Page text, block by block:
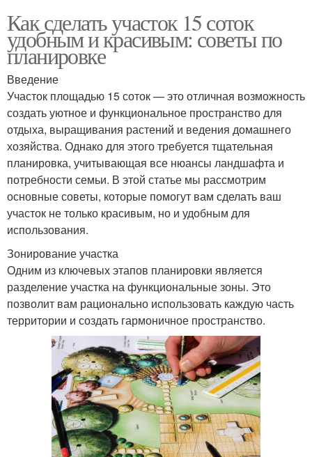
Как сделать участок 15 соток
удобным и красивым: советы по
планировке
Введение
Участок площадью 15 соток — это отличная возможность
создать уютное и функциональное пространство для
отдыха, выращивания растений и ведения домашнего
хозяйства. Однако для этого требуется тщательная
планировка, учитывающая все нюансы ландшафта и
потребности семьи. В этой статье мы рассмотрим
основные советы, которые помогут вам сделать ваш
участок не только красивым, но и удобным для
использования.
Зонирование участка
Одним из ключевых этапов планировки является
разделение участка на функциональные зоны. Это
позволит вам рационально использовать каждую часть
территории и создать гармоничное пространство.